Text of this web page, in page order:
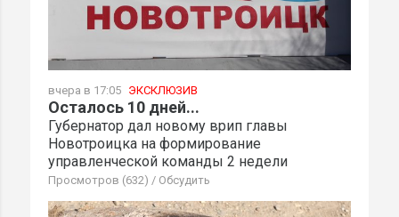
вчера в 17:05 ЭКСКЛЮЗИВ
Осталось 10 дней...
Губернатор дал новому врип главы
Новотроицка на формирование
управленческой команды 2 недели
Просмотров (632) / Обсудить